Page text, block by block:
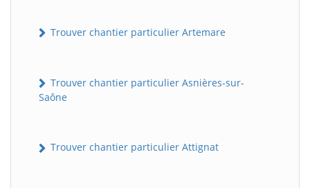
Trouver chantier particulier Artemare
Trouver chantier particulier Asnières-sur-
Saône
Trouver chantier particulier Attignat